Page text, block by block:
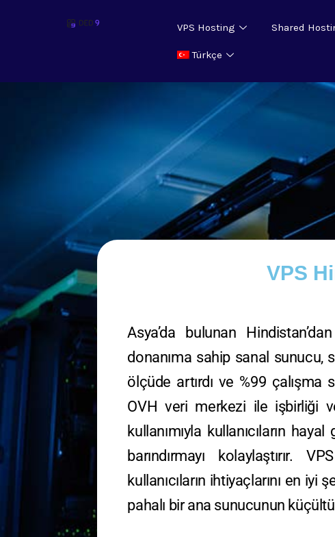
VPS Hosting Shared
Türkçe
VPS
Asya’da bulunan
donanıma sahip sanal sunucu,
ölçüde artırdı ve %99 çalışma
OVH veri merkezi ile işbirliği
kullanımıyla kullanıcıların
barındırmayı kolaylaştırır.
kullanıcıların ihtiyaçlarını en iyi
pahalı bir ana sunucunun